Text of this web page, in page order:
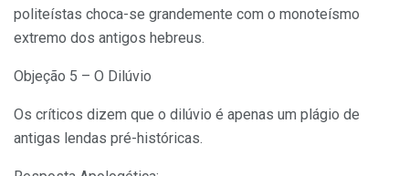
politeístas choca-se grandemente com o monoteísmo
extremo dos antigos hebreus.
Objeção 5 – O Dilúvio
Os críticos dizem que o dilúvio é apenas um plágio de
antigas lendas pré-históricas.